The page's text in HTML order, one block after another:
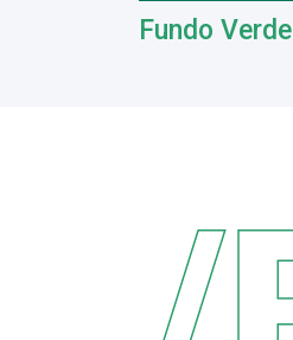
Fundo Verde